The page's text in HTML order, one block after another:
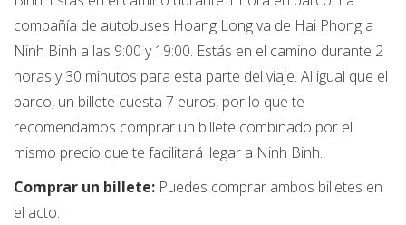
compañía de autobuses Hoang Long va de Hai Phong a
Ninh Binh a las 9:00 y 19:00. Estás en el camino durante 2
horas y 30 minutos para esta parte del viaje. Al igual que el
barco, un billete cuesta 7 euros, por lo que te
recomendamos comprar un billete combinado por el
mismo precio que te facilitará llegar a Ninh Binh.
Comprar un billete: Puedes comprar ambos billetes en
el acto.